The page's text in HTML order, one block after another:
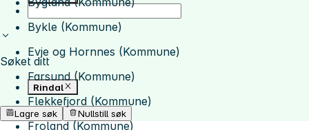
Bykle (Kommune)
Evje og Hornnes (Kommune)
Farsund (Kommune)
Flekkefjord (Kommune)
Froland (Kommune)
Søket ditt
Rindal
Lagre søk Nullstill søk